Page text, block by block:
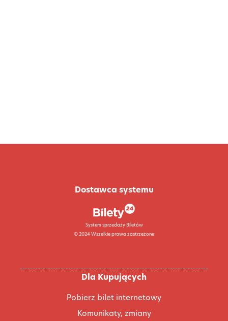
Dostawca systemu
System sprzedaży Biletów
© 2024 Wszelkie prawa zastrzeżone
Dla Kupujących
Pobierz bilet internetowy
Komunikaty, zmiany